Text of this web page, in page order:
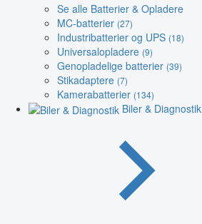
Se alle Batterier & Opladere
MC-batterier (27)
Industribatterier og UPS (18)
Universalopladere (9)
Genopladelige batterier (39)
Stikadaptere (7)
Kamerabatterier (134)
Biler & Diagnostik